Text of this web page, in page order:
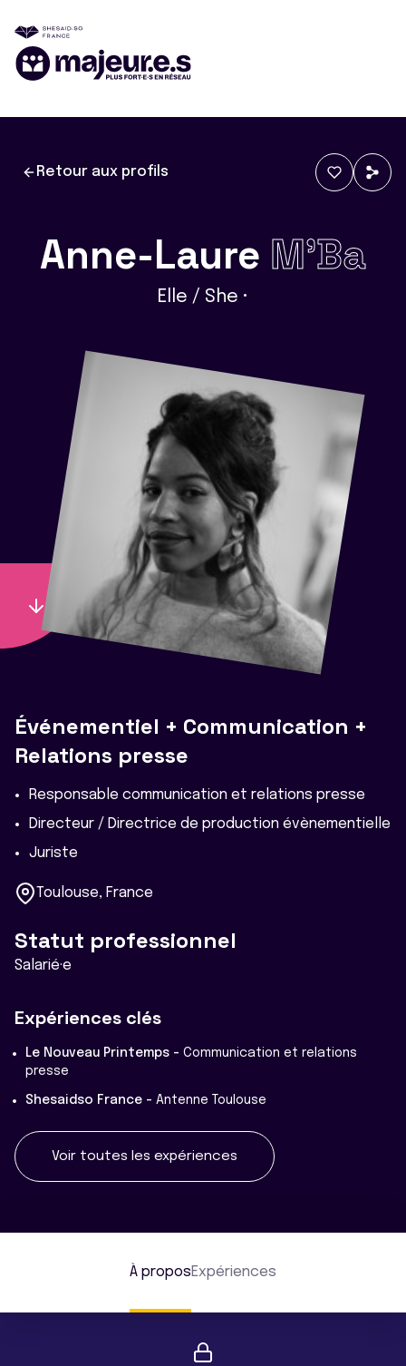
Retour aux profils
Anne-Laure M'Ba
Elle / She •
Événementiel + Communication +
Relations presse
Responsable communication et relations presse
Directeur / Directrice de production évènementielle
Juriste
Toulouse, France
Statut professionnel
Salarié·e
Expériences clés
Le Nouveau Printemps - Communication et relations
presse
Shesaidso France - Antenne Toulouse
Voir toutes les expériences
À proposExpériences